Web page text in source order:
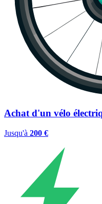
Achat d'un vélo
Jusqu'à 200 €